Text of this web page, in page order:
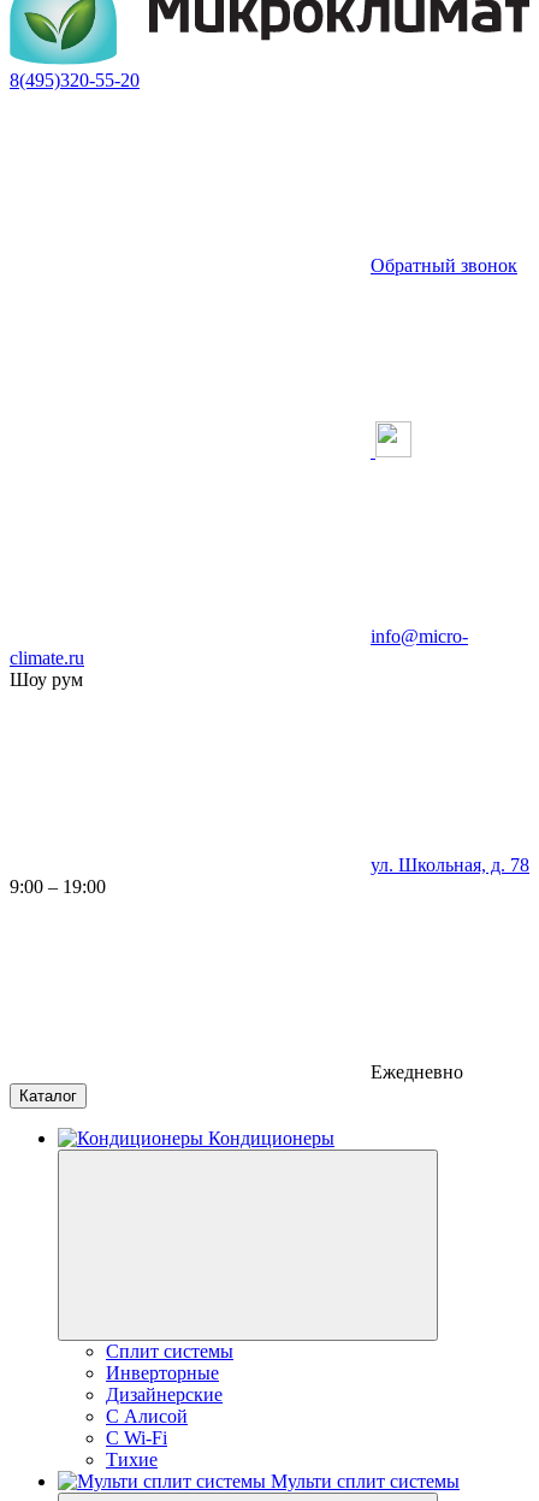
8(495)320-55-20
Обратный звонок
info@micro-
climate.ru
Шоу рум
ул. Школьная, д. 78
9:00 – 19:00
Ежедневно
Каталог
Кондиционеры
Сплит системы
Инверторные
Дизайнерские
С Алисой
C Wi-Fi
Тихие
Мульти сплит системы